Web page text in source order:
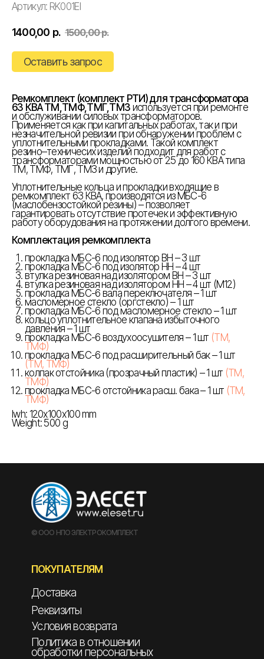
Артикул: RK001EI
1400,00 р. 1500,00р.
Оставить запрос
Ремкомплект (комплект РТИ) для трансформатора
63 КВА ТМ,ТМФ,ТМГ,ТМЗ используется при ремонте
и обслуживании силовых трансформаторов.
Применяется как при капитальных работах, так и при
незначительной ревизии при обнаружении проблем с
уплотнительными прокладками. Такой комплект
резино–техничесих изделий подходит для работ с
трансформаторами мощностью от 25 до 160 КВА типа
ТМ, ТМФ, ТМГ, ТМЗ и другие.
Уплотнительные кольца и прокладки входящие в
ремкомплект 63 КВА, производятся из МБС-6
(маслобензостойкой резины) – позволяет
гарантировать отсутствие протечек и эффективную
работу оборудования на протяжении долгого времени.
Комплектация ремкомплекта
прокладка МБС-6 под изолятор ВН – 3 шт
прокладка МБС-6 под изолятор НН – 4 шт
втулка резиновая над изолятором ВН – 3 шт
втулка резиновая над изолятором НН – 4 шт (М12)
прокладка МБС-6 вала переключателя – 1 шт
масломерное стекло (оргстекло) – 1 шт
прокладка МБС-6 под масломерное стекло – 1 шт
кольцо уплотнительное клапана избыточного
давления – 1 шт
прокладка МБС-6 воздухоосушителя – 1 шт (ТМ,
ТМФ)
прокладка МБС-6 под расширительный бак – 1 шт
(ТМ, ТМФ)
колпак отстойника (прозрачный пластик) – 1 шт (ТМ,
ТМФ)
прокладка МБС-6 отстойника расш. бака – 1 шт (ТМ,
ТМФ)
lwh: 120x100x100 mm
Weight: 500 g
© ООО НПО ЭЛЕКТРОКОМПЛЕКТ
ПОКУПАТЕЛЯМ
Доставка
Реквизиты
Условия возврата
Политика в отношении
обработки персональных